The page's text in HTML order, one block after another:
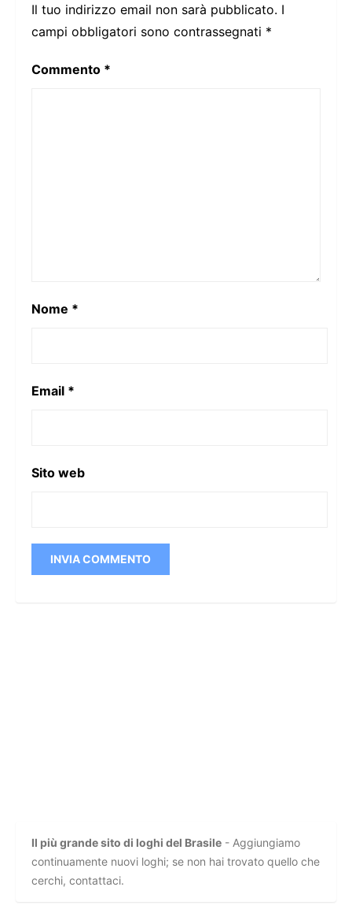
Il tuo indirizzo email non sarà pubblicato. I
campi obbligatori sono contrassegnati *
Commento *
Nome *
Email *
Sito web
Il più grande sito di loghi del Brasile - Aggiungiamo
continuamente nuovi loghi; se non hai trovato quello che
cerchi, contattaci.